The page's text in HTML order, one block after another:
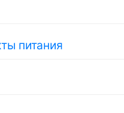
питания